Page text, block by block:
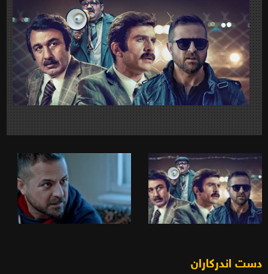
دست اندرکاران